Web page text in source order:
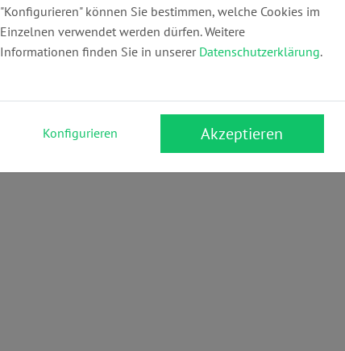
"Konfigurieren" können Sie bestimmen, welche Cookies im
Einzelnen verwendet werden dürfen. Weitere
Informationen finden Sie in unserer Datenschutzerklärung.
Konfigurieren Akzeptieren